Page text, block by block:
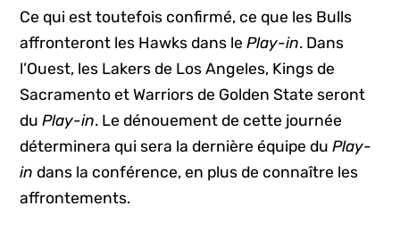
Ce qui est toutefois confirmé, ce que les Bulls
affronteront les Hawks dans lePlay-in. Dans
l’Ouest, les Lakers de Los Angeles, Kings de
Sacramento et Warriors de Golden State seront
duPlay-in. Le dénouement de cette journée
déterminera qui sera la dernière équipe duPlay-
in dans la conférence, en plus de connaître les
affrontements.